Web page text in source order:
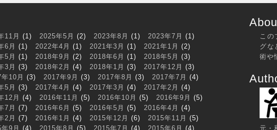
11月 (1) 2025年5月 (2) 2023年8月 (1) 2023年7月
(1)
6月 (1) 2022年4月 (1) 2021年3月 (1) 2021年1月
(2)
5月 (1) 2018年9月 (2) 2018年6月 (1) 2018年5月
(3)
3月 (3) 2018年2月 (4) 2018年1月 (3) 2017年12月
(3)
10月 (3) 2017年9月 (3) 2017年8月 (3) 2017年7月
(4)
5月 (3) 2017年4月 (4) 2017年3月 (4) 2017年2月
(4)
12月 (4) 2016年11月 (5) 2016年10月 (5) 2016年9月
(5)
7月 (7) 2016年6月 (5) 2016年5月 (5) 2016年4月
(4)
2月 (7) 2016年1月 (4) 2015年12月 (6) 2015年11月
(5)
9月 (4) 2015年8月 (5) 2015年7月 (4) 2015年6月 (4)
この
グな
術や
元・